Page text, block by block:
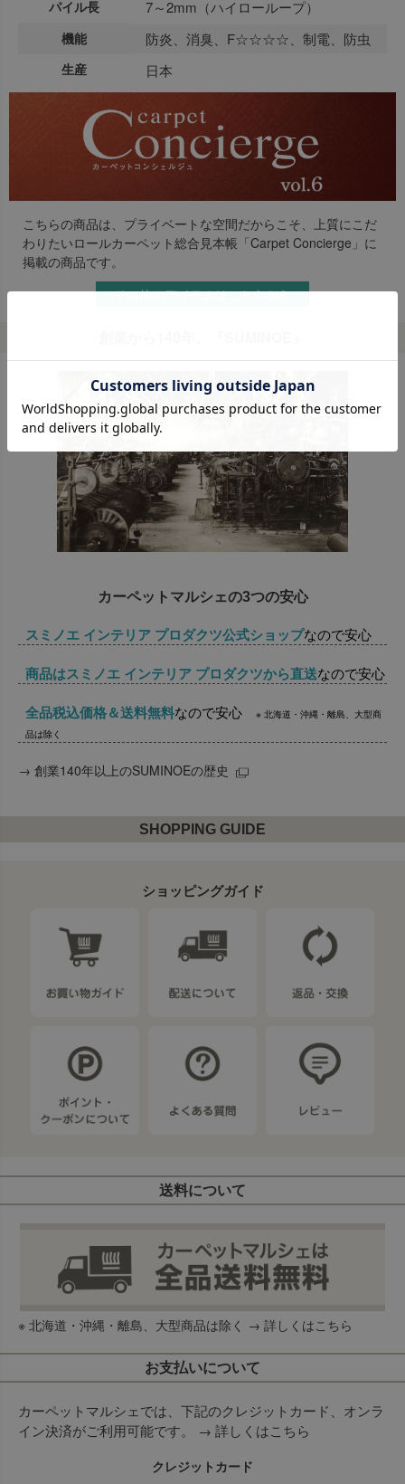
パイル長 7～2mm（ハイローループ）
機能 防炎、消臭、F☆☆☆☆、制電、防虫
生産 日本
こちらの商品は、プライベートな空間だからこそ、上質にこだ
わりたいロールカーペット総合見本帳「Carpet Concierge」に
掲載の商品です。
その他のアイテムはこちらから
カーペットマルシェの3つの安心
スミノエ インテリア プロダクツ公式ショップなので安心
商品はスミノエ インテリア プロダクツから直送なので安心
全品税込価格＆送料無料なので安心
※ 北海道・沖縄・離島、大型商
品は除く
→ 創業140年以上のSUMINOEの歴史
SHOPPING GUIDE
ショッピングガイド
送料について
※ 北海道・沖縄・離島、大型商品は除く → 詳しくはこちら
お支払いについて
カーペットマルシェでは、下記のクレジットカード、オンラ
イン決済がご利用可能です。 → 詳しくはこちら
クレジットカード